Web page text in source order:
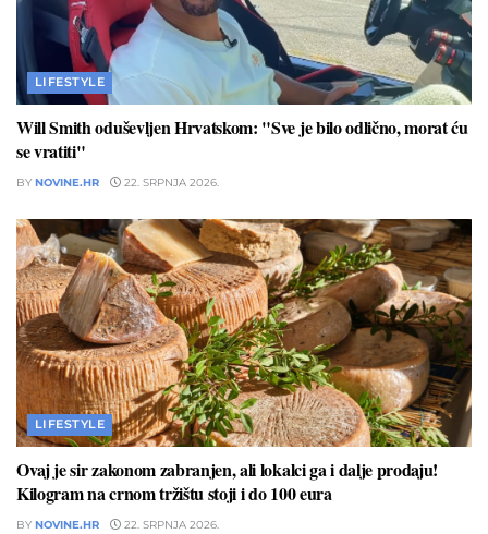
LIFESTYLE
Will Smith oduševljen Hrvatskom: "Sve je bilo odlično, morat ću
se vratiti"
BY NOVINE.HR 22. SRPNJA 2026.
LIFESTYLE
Ovaj je sir zakonom zabranjen, ali lokalci ga i dalje prodaju!
Kilogram na crnom tržištu stoji i do 100 eura
BY NOVINE.HR 22. SRPNJA 2026.